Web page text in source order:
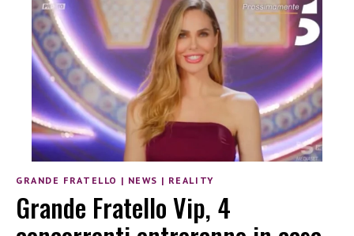
GRANDE FRATELLO | NEWS | REALITY
Grande Fratello Vip, 4